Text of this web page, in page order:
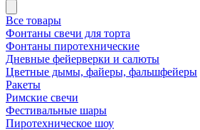
Все товары
Фонтаны свечи для торта
Фонтаны пиротехнические
Дневные фейерверки и салюты
Цветные дымы, файеры, фальшфейеры
Ракеты
Римские свечи
Фестивальные шары
Пиротехническое шоу